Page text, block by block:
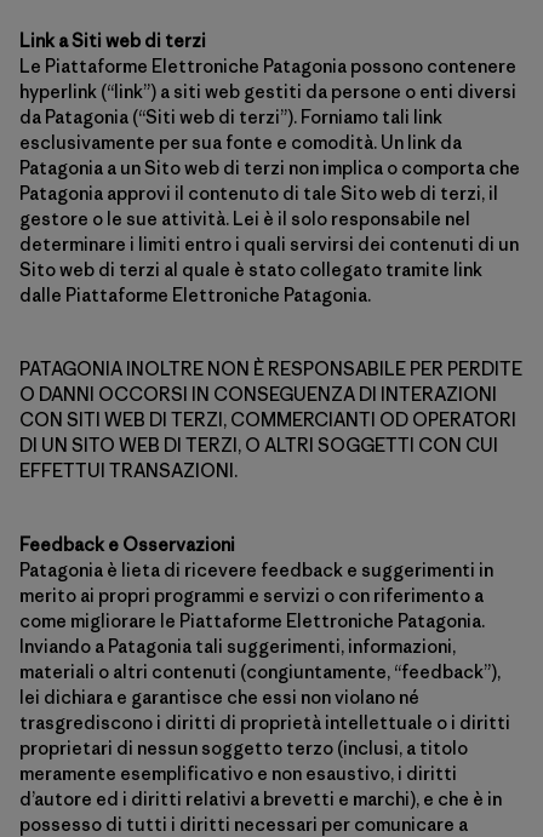
Link a Siti web di terzi
Le Piattaforme Elettroniche Patagonia possono contenere
hyperlink (“link”) a siti web gestiti da persone o enti diversi
da Patagonia (“Siti web di terzi”). Forniamo tali link
esclusivamente per sua fonte e comodità. Un link da
Patagonia a un Sito web di terzi non implica o comporta che
Patagonia approvi il contenuto di tale Sito web di terzi, il
gestore o le sue attività. Lei è il solo responsabile nel
determinare i limiti entro i quali servirsi dei contenuti di un
Sito web di terzi al quale è stato collegato tramite link
dalle Piattaforme Elettroniche Patagonia.
PATAGONIA INOLTRE NON È RESPONSABILE PER PERDITE
O DANNI OCCORSI IN CONSEGUENZA DI INTERAZIONI
CON SITI WEB DI TERZI, COMMERCIANTI OD OPERATORI
DI UN SITO WEB DI TERZI, O ALTRI SOGGETTI CON CUI
EFFETTUI TRANSAZIONI.
Feedback e Osservazioni
Patagonia è lieta di ricevere feedback e suggerimenti in
merito ai propri programmi e servizi o con riferimento a
come migliorare le Piattaforme Elettroniche Patagonia.
Inviando a Patagonia tali suggerimenti, informazioni,
materiali o altri contenuti (congiuntamente, “feedback”),
lei dichiara e garantisce che essi non violano né
trasgrediscono i diritti di proprietà intellettuale o i diritti
proprietari di nessun soggetto terzo (inclusi, a titolo
meramente esemplificativo e non esaustivo, i diritti
d’autore ed i diritti relativi a brevetti e marchi), e che è in
possesso di tutti i diritti necessari per comunicare a